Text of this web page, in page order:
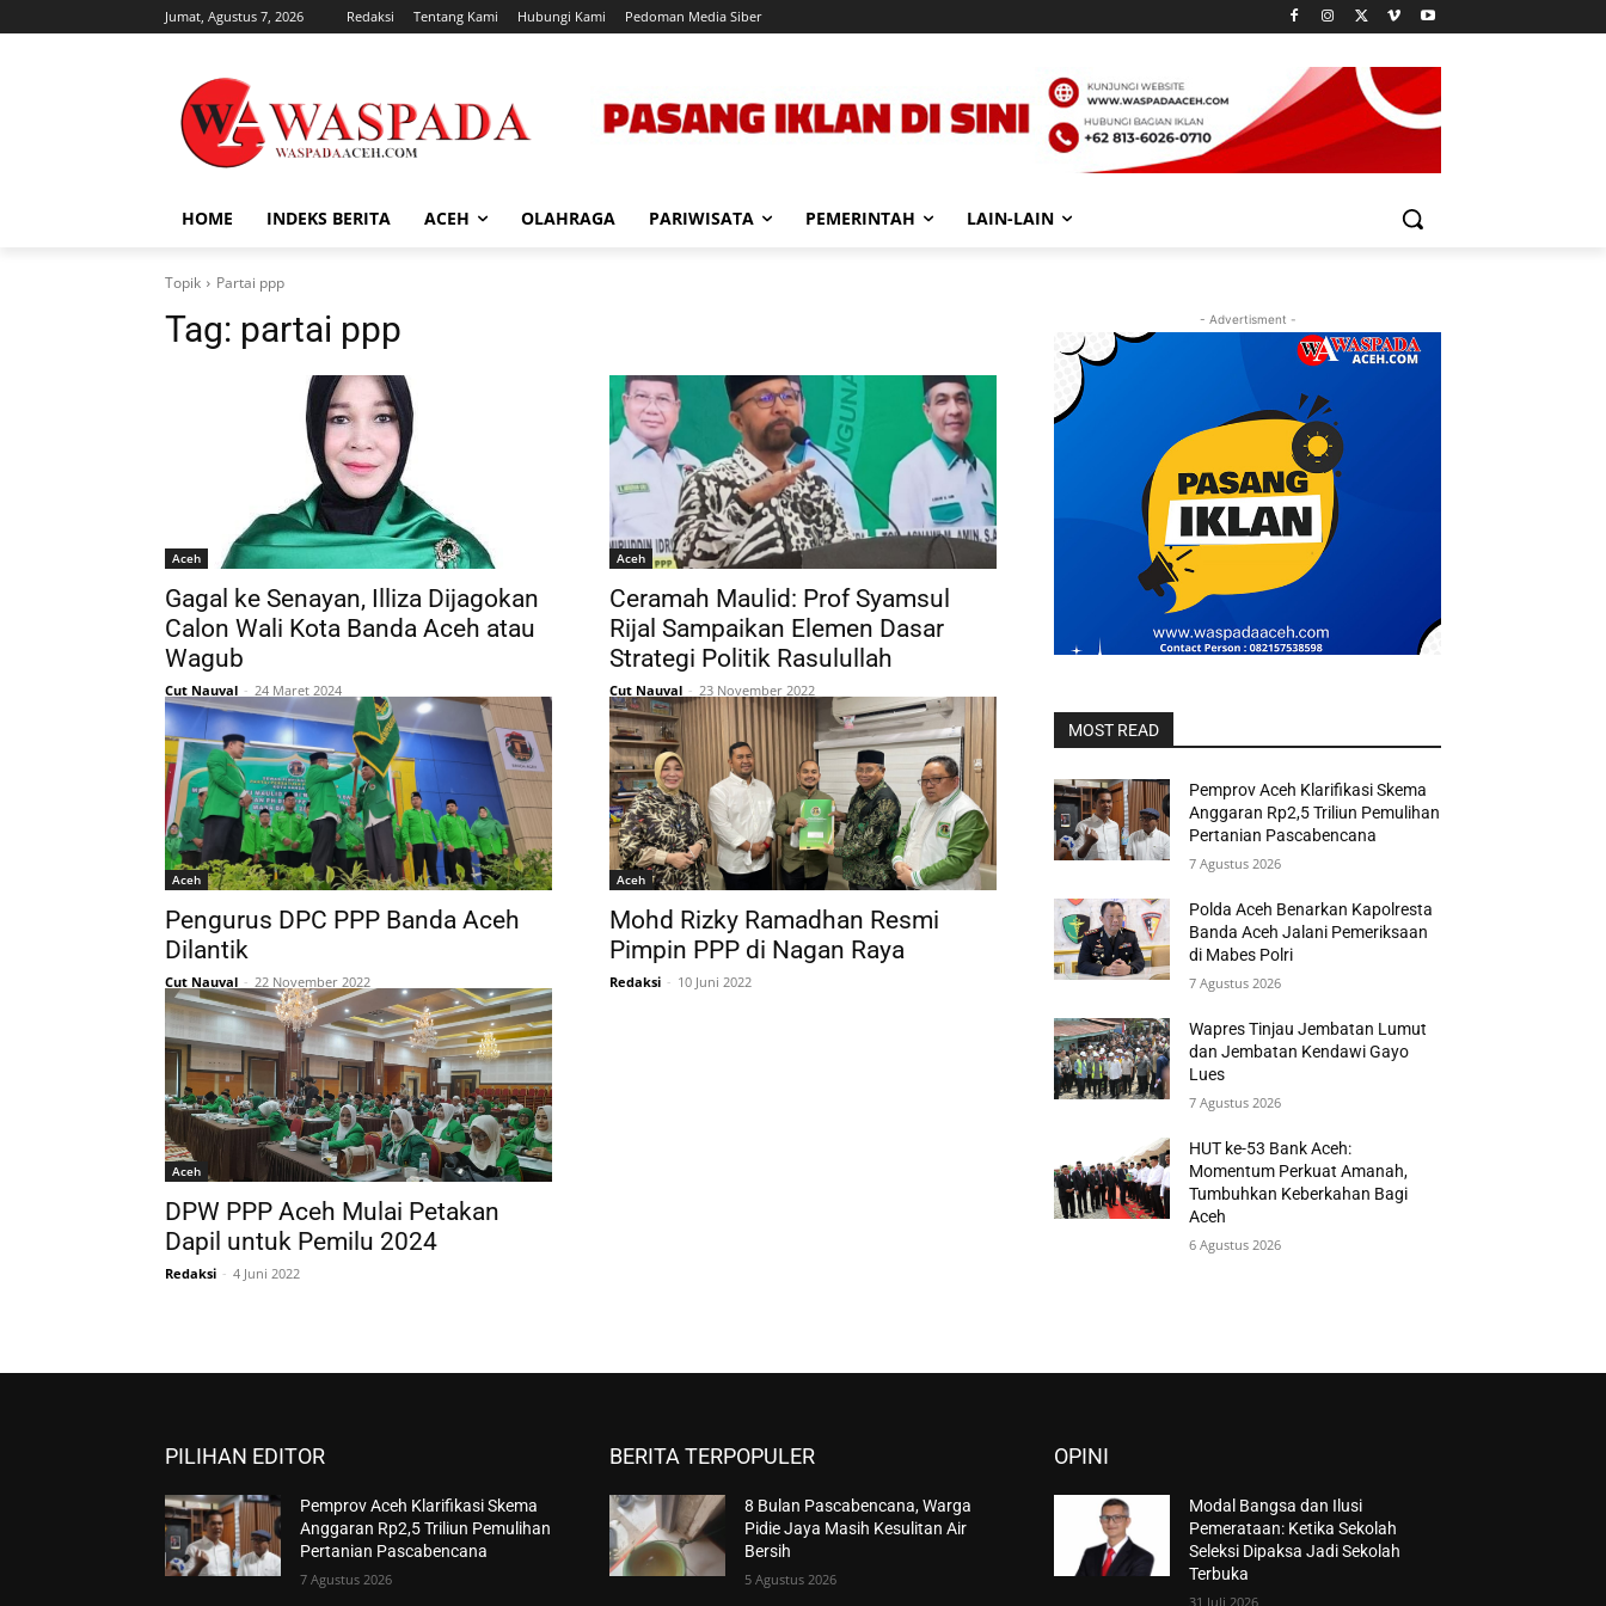
Jumat, Agustus 7, 2026 Redaksi Tentang Kami Hubungi Kami Pedoman Media Siber
HOME INDEKS BERITA ACEH OLAHRAGA PARIWISATA PEMERINTAH LAIN-LAIN
Topik Partai ppp
Tag: partai ppp
Aceh
Gagal ke Senayan, Illiza Dijagokan
Calon Wali Kota Banda Aceh atau
Wagub
Cut Nauval - 24 Maret 2024
Aceh
Ceramah Maulid: Prof Syamsul
Rijal Sampaikan Elemen Dasar
Strategi Politik Rasulullah
Cut Nauval - 23 November 2022
Aceh
Pengurus DPC PPP Banda Aceh
Dilantik
Cut Nauval - 22 November 2022
Aceh
Mohd Rizky Ramadhan Resmi
Pimpin PPP di Nagan Raya
Redaksi - 10 Juni 2022
Aceh
DPW PPP Aceh Mulai Petakan
Dapil untuk Pemilu 2024
Redaksi - 4 Juni 2022
- Advertisment -
MOST READ
Pemprov Aceh Klarifikasi Skema
Anggaran Rp2,5 Triliun Pemulihan
Pertanian Pascabencana
7 Agustus 2026
Polda Aceh Benarkan Kapolresta
Banda Aceh Jalani Pemeriksaan
di Mabes Polri
7 Agustus 2026
Wapres Tinjau Jembatan Lumut
dan Jembatan Kendawi Gayo
Lues
7 Agustus 2026
HUT ke-53 Bank Aceh:
Momentum Perkuat Amanah,
Tumbuhkan Keberkahan Bagi
Aceh
6 Agustus 2026
PILIHAN EDITOR
Pemprov Aceh Klarifikasi Skema
Anggaran Rp2,5 Triliun Pemulihan
Pertanian Pascabencana
7 Agustus 2026
BERITA TERPOPULER
8 Bulan Pascabencana, Warga
Pidie Jaya Masih Kesulitan Air
Bersih
5 Agustus 2026
OPINI
Modal Bangsa dan Ilusi
Pemerataan: Ketika Sekolah
Seleksi Dipaksa Jadi Sekolah
Terbuka
31 Juli 2026